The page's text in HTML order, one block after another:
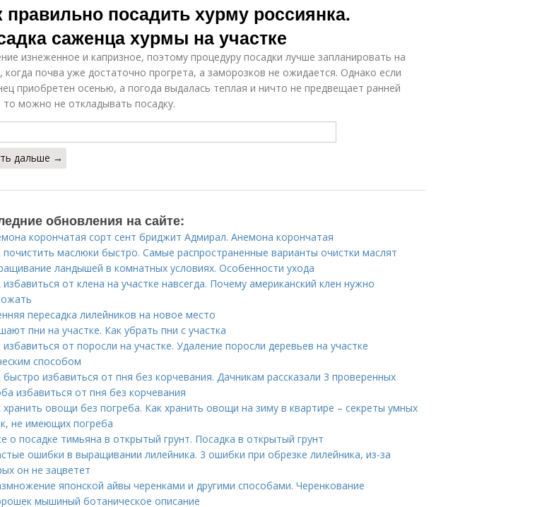
правильно посадить хурму россиянка.
саженца хурмы на участке
изнеженное и капризное, поэтому процедуру посадки лучше запланировать на
когда почва уже достаточно прогрета, а заморозков не ожидается. Однако если
приобретен осенью, а погода выдалась теплая и ничто не предвещает ранней
можно не откладывать посадку.
дальше →
обновления на сайте:
корончатая сорт сент бриджит Адмирал. Анемона корончатая
почистить маслюки быстро. Самые распространенные варианты очистки маслят
ландышей в комнатных условиях. Особенности ухода
избавиться от клена на участке навсегда. Почему американский клен нужно
пересадка лилейников на новое место
пни на участке. Как убрать пни с участка
избавиться от поросли на участке. Удаление поросли деревьев на участке
способом
быстро избавиться от пня без корчевания. Дачникам рассказали 3 проверенных
избавиться от пня без корчевания
хранить овощи без погреба. Как хранить овощи на зиму в квартире – секреты умных
не имеющих погреба
о посадке тимьяна в открытый грунт. Посадка в открытый грунт
ошибки в выращивании лилейника. 3 ошибки при обрезке лилейника, из-за
он не зацветет
японской айвы черенками и другими способами. Черенкование
мышиный ботаническое описание